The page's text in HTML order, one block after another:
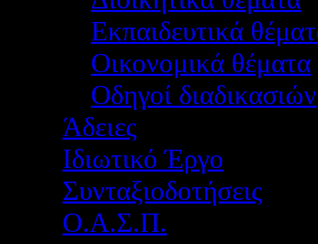
Εκπαιδευτικά
Οικονομικά θέματα
Οδηγοί διαδικασιών
Άδειες
Ιδιωτικό Έργο
Συνταξιοδοτήσεις
Ο.Α.Σ.Π.